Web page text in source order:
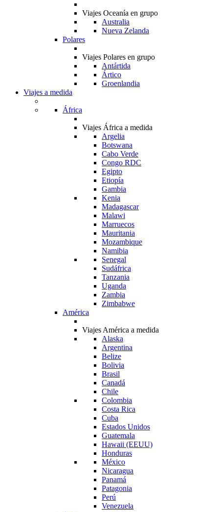
Viajes Oceanía en grupo
Australia
Nueva Zelanda
Polares
Viajes Polares en grupo
Antártida
Ártico
Groenlandia
Viajes a medida
África
Viajes África a medida
Argelia
Botswana
Cabo Verde
Congo RDC
Egipto
Etiopía
Gambia
Kenia
Madagascar
Malawi
Marruecos
Mauritania
Mozambique
Namibia
Senegal
Sudáfrica
Tanzania
Uganda
Zambia
Zimbabwe
América
Viajes América a medida
Alaska
Argentina
Belize
Bolivia
Brasil
Canadá
Chile
Colombia
Costa Rica
Cuba
Estados Unidos
Guatemala
Hawaii (EEUU)
Honduras
México
Nicaragua
Panamá
Patagonia
Perú
Venezuela